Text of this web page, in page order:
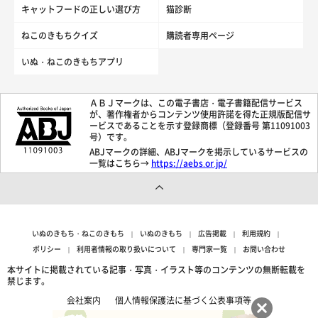
キャットフードの正しい選び方 猫診断
ねこのきもちクイズ 購読者専用ページ
いぬ・ねこのきもちアプリ
ＡＢＪマークは、この電子書店・電子書籍配信サービス
が、著作権者からコンテンツ使用許諾を得た正規版配信サ
ービスであることを示す登録商標（登録番号 第11091003
号）です。
ABJマークの詳細、ABJマークを掲示しているサービスの
一覧はこちら→ https://aebs.or.jp/
いぬのきもち・ねこのきもち いぬのきもち 広告掲載
利用規約
ポリシー
利用者情報の取り扱いについて 専門家一覧 お問い合わせ
本サイトに掲載されている記事・写真・イラスト等のコンテンツの無断転載を
禁じます。
会社案内
個人情報保護法に基づく公表事項等